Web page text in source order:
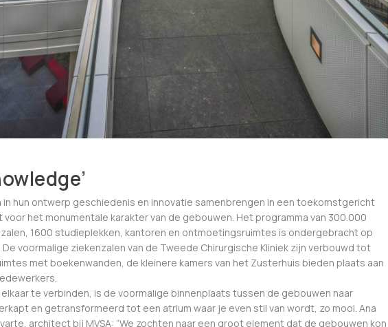
hun ontwerp geschiedenis en innovatie samenbrengen in een toekomstgericht
het monumentale karakter van de gebouwen. Het programma van 300.000
1600 studieplekken, kantoren en ontmoetingsruimtes is ondergebracht op
De voormalige ziekenzalen van de Tweede Chirurgische Kliniek zijn verbouwd tot
met boekenwanden, de kleinere kamers van het Zusterhuis bieden plaats aan
elkaar te verbinden, is de voormalige binnenplaats tussen de gebouwen naar
en getransformeerd tot een atrium waar je even stil van wordt, zo mooi. Ana
architect bij MVSA: “We zochten naar een groot element dat de gebouwen kon